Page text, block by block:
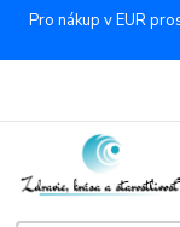
Pro nákup v EUR